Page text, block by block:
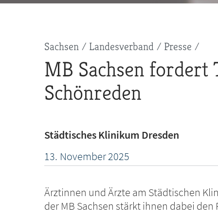
Pfadnavigation
Sachsen Landesverband Presse
MB Sachsen
Schönreden
Städtisches Klinikum Dresden
13. November2025
Ärztinnen und Ärzte am Städtischen
der MB Sachsen stärkt ihnen dabei den